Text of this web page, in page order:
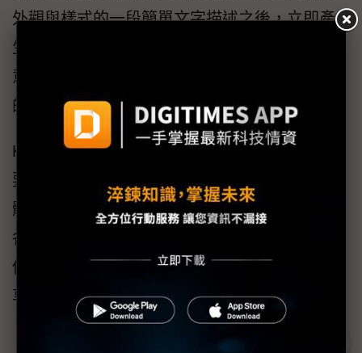
外觀與樣式的一段簡單文字描述之後，立即產
生數以百計產品的圖像，節省時效掌握快速創
意，激發企業內部的創造力，大幅提高生產力
的效益。
Klein認為AWS re:Invent 2023的基本策略就是
要是讓使用者享受最新與最酷炫的生成式AI的
體驗，生成式AI將會成為多樣化的專家助手，
各行各業都會受到影響也都會用到的新技術，
他期盼企業界放心大膽的使用生成式AI並從中
享受最大的效益。